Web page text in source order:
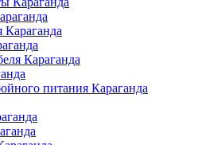
Караганда
Караганда
питания Караганда